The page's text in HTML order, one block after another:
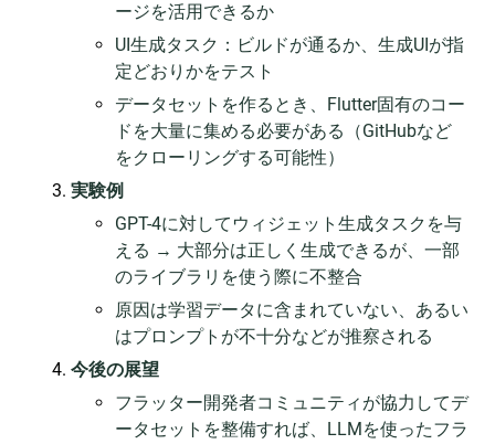
ージを活用できるか
UI生成タスク：ビルドが通るか、生成UIが指
定どおりかをテスト
データセットを作るとき、Flutter固有のコー
ドを大量に集める必要がある（GitHubなど
をクローリングする可能性）
実験例
GPT-4に対してウィジェット生成タスクを与
える → 大部分は正しく生成できるが、一部
のライブラリを使う際に不整合
原因は学習データに含まれていない、あるい
はプロンプトが不十分などが推察される
今後の展望
フラッター開発者コミュニティが協力してデ
ータセットを整備すれば、LLMを使ったフラ